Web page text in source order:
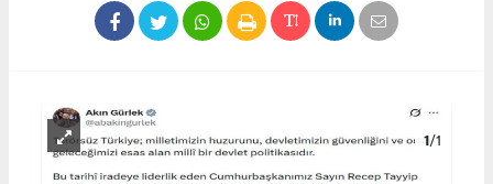
1/1